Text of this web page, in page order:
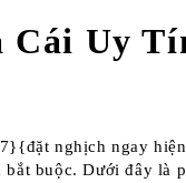
Cái Uy
nghịch ngay
buộc. Dưới đây là